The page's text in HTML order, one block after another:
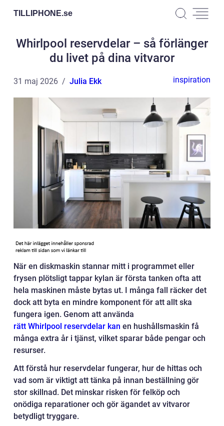
TILLIPHONE.se
Whirlpool reservdelar – så förlänger
du livet på dina vitvaror
31 maj 2026 Julia Ekk inspiration
När en diskmaskin stannar mitt i programmet eller
frysen plötsligt tappar kylan är första tanken ofta att
hela maskinen måste bytas ut. I många fall räcker det
dock att byta en mindre komponent för att allt ska
fungera igen. Genom att använda
rätt Whirlpool reservdelar kan en hushållsmaskin få
många extra år i tjänst, vilket sparar både pengar och
resurser.
Att förstå hur reservdelar fungerar, hur de hittas och
vad som är viktigt att tänka på innan beställning gör
stor skillnad. Det minskar risken för felköp och
onödiga reparationer och gör ägandet av vitvaror
betydligt tryggare.